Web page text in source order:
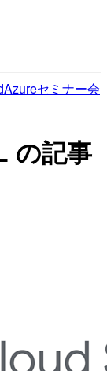
Azureセミナー会
の記事